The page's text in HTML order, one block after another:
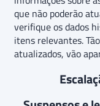
que não poderão
verifique os dados
itens relevantes.
atualizados, vão